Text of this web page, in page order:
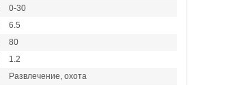
0-30
6.5
80
1.2
Развлечение, охота